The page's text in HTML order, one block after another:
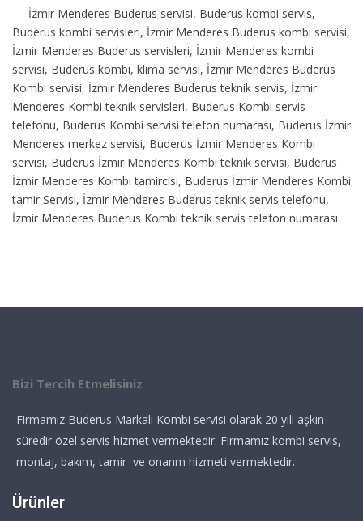
İzmir Menderes Buderus servisi, Buderus kombi servis,
Buderus kombi servisleri, İzmir Menderes Buderus kombi servisi,
İzmir Menderes Buderus servisleri, İzmir Menderes kombi
servisi, Buderus kombi, klima servisi, İzmir Menderes Buderus
Kombi servisi, İzmir Menderes Buderus teknik servis, İzmir
Menderes Kombi teknik servisleri, Buderus Kombi servis
telefonu, Buderus Kombi servisi telefon numarası, Buderus İzmir
Menderes merkez servisi, Buderus İzmir Menderes Kombi
servisi, Buderus İzmir Menderes Kombi teknik servisi, Buderus
İzmir Menderes Kombi tamircisi, Buderus İzmir Menderes Kombi
tamir Servisi, İzmir Menderes Buderus teknik servis telefonu,
İzmir Menderes Buderus Kombi teknik servis telefon numarası
Bizi Tercih Etmelisiniz
Firmamız Buderus Markalı Kombi servisi olarak 20 yılı aşkın
süredir özel servis hizmet vermektedir. Firmamız kombi servis,
montaj, bakım, tamir ve onarım hizmeti vermektedir.
Ürünler